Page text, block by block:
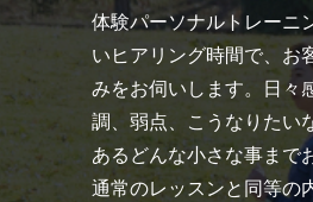
体験パーソナルトレーニ
いヒアリング時間で、お
みをお伺いします。日々
調、弱点、こうなりたい
あるどんな小さな事まで
通常のレッスンと同等の